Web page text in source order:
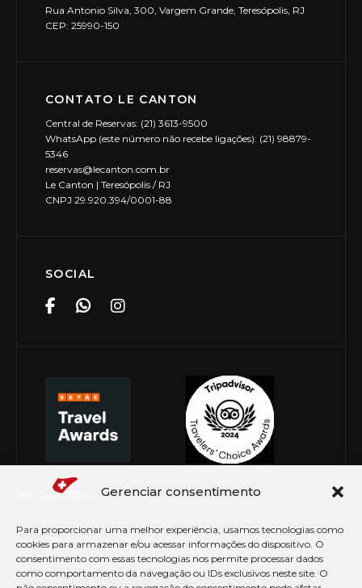
Gerenciar consentimento
Para proporcionar uma melhor experiência, usamos tecnologias como
cookies para armazenar e/ou acessar informações do dispositivo. O
consentimento com essas tecnologias nos permite processar dados
como comportamento da navegação ou IDs exclusivos neste site. O
Rua Antonio Silva, 300, Vargem Grande, Teresópolis, RJ
CEP: 25990-150
CONTATO LE CANTON
Central de Reservas: (21) 3613-9500
WhatsApp (este número não recebe ligações): (21) 98879-
5346
reservas@lecanton.com.br
Le Canton | Teresópolis / RJ
CNPJ 29.920.394/0001-88
SOCIAL